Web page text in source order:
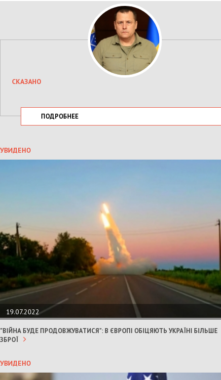
СКАЗАНО
ПОДРОБНЕЕ
УВИДЕНО
19.07.2022
"ВІЙНА БУДЕ ПРОДОВЖУВАТИСЯ": В ЄВРОПІ ОБІЦЯЮТЬ УКРАЇНІ БІЛЬШЕ
ЗБРОЇ
УВИДЕНО